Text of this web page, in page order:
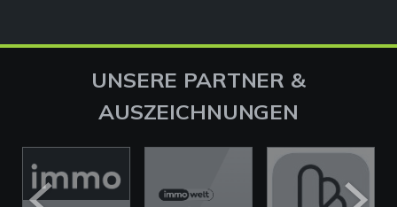
UNSERE PARTNER &
AUSZEICHNUNGEN